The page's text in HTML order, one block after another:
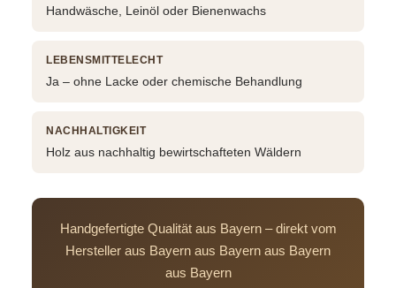
Handwäsche, Leinöl oder Bienenwachs
LEBENSMITTELECHT
Ja – ohne Lacke oder chemische Behandlung
NACHHALTIGKEIT
Holz aus nachhaltig bewirtschafteten Wäldern
Handgefertigte Qualität aus Bayern – direkt vom
Hersteller aus Bayern aus Bayern aus Bayern
aus Bayern